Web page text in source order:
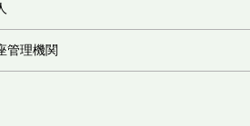
管理機関